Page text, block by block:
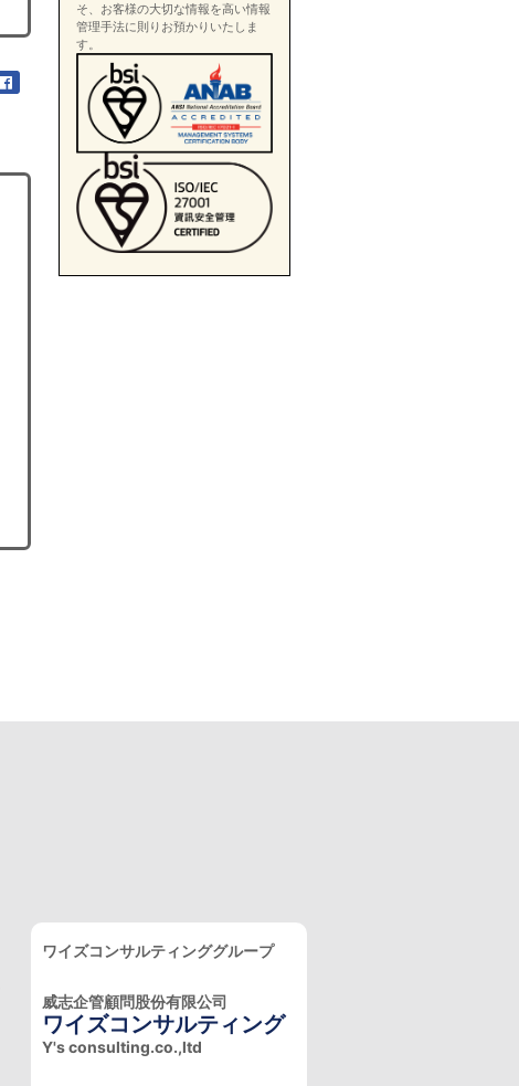
そ、お客様の大切な情報を高い情報
管理手法に則りお預かりいたしま
す。
ワイズコンサルティンググループ
威志企管顧問股份有限公司
ワイズコンサルティング
Y's consulting.co.,ltd